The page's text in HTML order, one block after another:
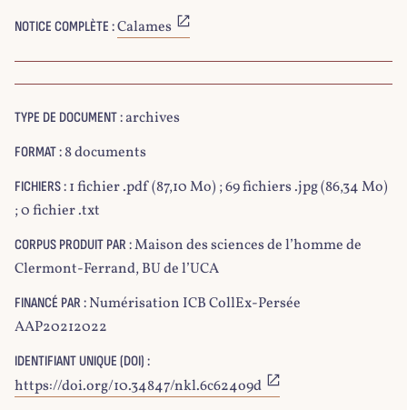
NOTICE COMPLÈTE :Calames
TYPE DE DOCUMENT :archives
FORMAT :8 documents
FICHIERS : 1 fichier .pdf (87,10 Mo) ; 69 fichiers .jpg (86,34 Mo)
; 0 fichier .txt
CORPUS PRODUIT PAR :Maison des sciences de l’homme de
Clermont-Ferrand, BU de l’UCA
FINANCÉ PAR : Numérisation ICB CollEx-Persée
AAP20212022
IDENTIFIANT UNIQUE (DOI) :
https://doi.org/10.34847/nkl.6c624o9d